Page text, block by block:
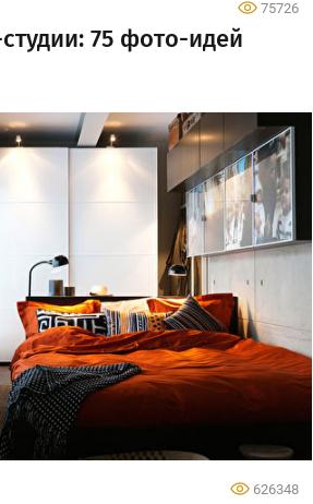
75726
75 фото-идей
626348